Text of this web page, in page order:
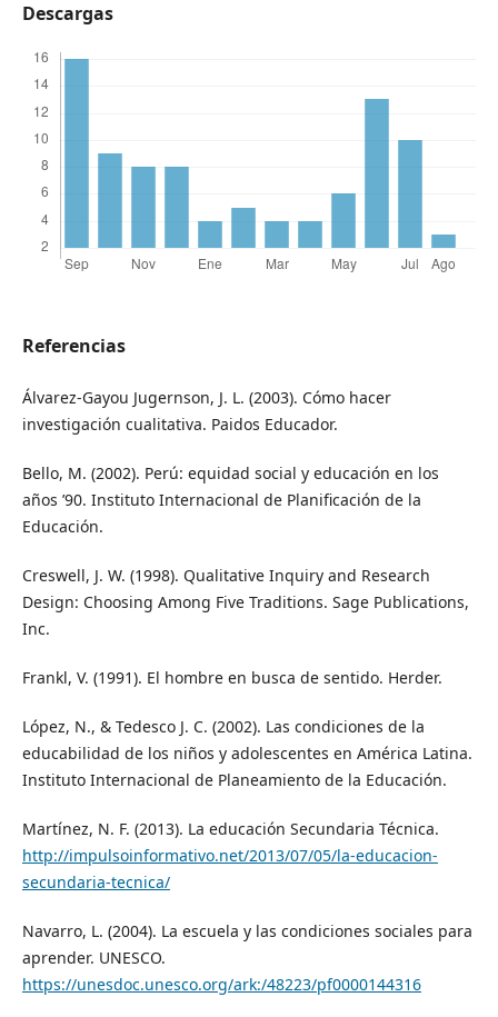
Descargas
Referencias
Álvarez-Gayou Jugernson, J. L. (2003). Cómo hacer
investigación cualitativa. Paidos Educador.
Bello, M. (2002). Perú: equidad social y educación en los
años ’90. Instituto Internacional de Planificación de la
Educación.
Creswell, J. W. (1998). Qualitative Inquiry and Research
Design: Choosing Among Five Traditions. Sage Publications,
Inc.
Frankl, V. (1991). El hombre en busca de sentido. Herder.
López, N., & Tedesco J. C. (2002). Las condiciones de la
educabilidad de los niños y adolescentes en América Latina.
Instituto Internacional de Planeamiento de la Educación.
Martínez, N. F. (2013). La educación Secundaria Técnica.
http://impulsoinformativo.net/2013/07/05/la-educacion-
secundaria-tecnica/
Navarro, L. (2004). La escuela y las condiciones sociales para
aprender. UNESCO.
https://unesdoc.unesco.org/ark:/48223/pf0000144316